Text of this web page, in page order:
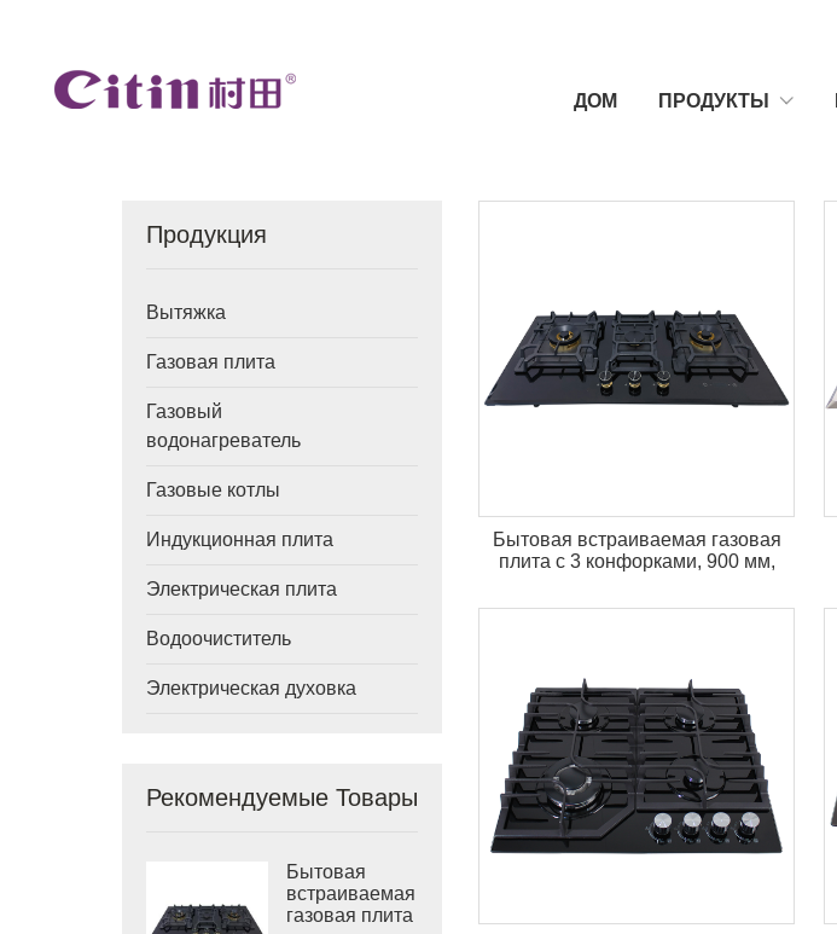
ДОМ ПРОДУКТЫ
Продукция
Вытяжка
Газовая плита
Газовый
водонагреватель
Газовые котлы
Индукционная плита
Электрическая плита
Водоочиститель
Электрическая духовка
Рекомендуемые Товары
Бытовая
встраиваемая
газовая плита
Бытовая встраиваемая газовая
плита с 3 конфорками, 900 мм,
стекла GB903A